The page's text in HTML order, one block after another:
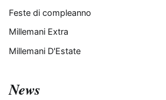
Feste di compleanno
Millemani Extra
Millemani D'Estate
News